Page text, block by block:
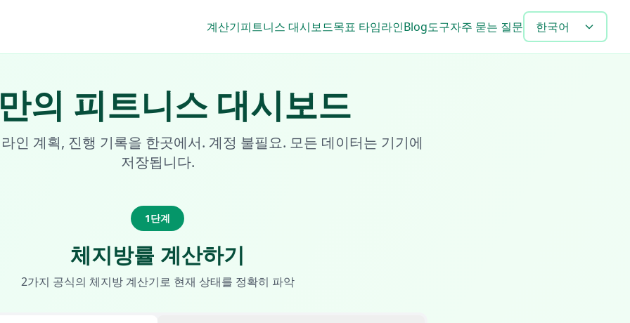
계산기피트니스 대시보드목표 타임라인Blog도구자주 묻는 질문 한국어
의 피트니스 대시보드
인 계획, 진행 기록을 한곳에서. 계정 불필요. 모든 데이터는 기기에
저장됩니다.
1단계
체지방률 계산하기
2가지 공식의 체지방 계산기로 현재 상태를 정확히 파악